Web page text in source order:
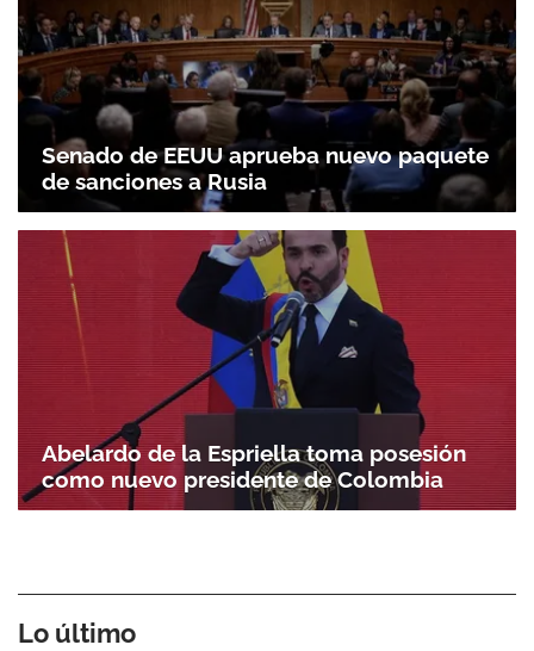
Senado de EEUU aprueba nuevo paquete
de sanciones a Rusia
Abelardo de la Espriella toma posesión
como nuevo presidente de Colombia
Lo último